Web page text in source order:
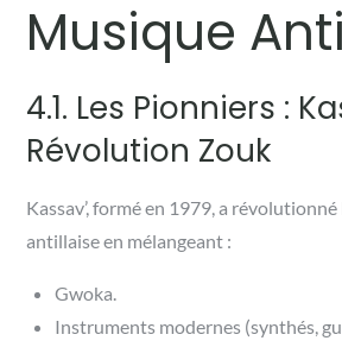
Musique
4.1. Les Pionniers :
Révolution Zouk
Kassav’, formé en 1979, a
antillaise en mélangeant :
Gwoka.
Instruments modernes (synthés,